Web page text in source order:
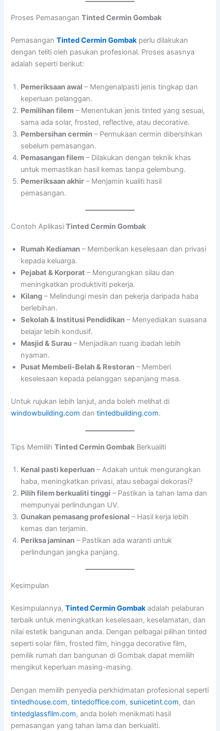
Proses PemasanganTinted Cermin Gombak
PemasanganTinted Cermin Gombakperlu dilakukan
dengan teliti oleh pasukan profesional. Proses asasnya
adalah seperti berikut:
Pemeriksaan awal – Mengenalpasti jenis tingkap dan
keperluan pelanggan.
Pemilihan filem – Menentukan jenis tinted yang sesuai,
sama ada solar, frosted, reflective, atau decorative.
Pembersihan cermin – Permukaan cermin dibersihkan
sebelum pemasangan.
Pemasangan filem – Dilakukan dengan teknik khas
untuk memastikan hasil kemas tanpa gelembung.
Pemeriksaan akhir – Menjamin kualiti hasil
pemasangan.
Contoh AplikasiTinted Cermin Gombak
Rumah Kediaman – Memberikan keselesaan dan privasi
kepada keluarga.
Pejabat & Korporat – Mengurangkan silau dan
meningkatkan produktiviti pekerja.
Kilang – Melindungi mesin dan pekerja daripada haba
berlebihan.
Sekolah & Institusi Pendidikan – Menyediakan suasana
belajar lebih kondusif.
Masjid & Surau – Menjadikan ruang ibadah lebih
nyaman.
Pusat Membeli-Belah & Restoran – Memberi
keselesaan kepada pelanggan sepanjang masa.
Untuk rujukan lebih lanjut, anda boleh melihat di
windowbuilding.com dantintedbuilding.com.
Tips MemilihTinted Cermin Gombak Berkualiti
Kenal pasti keperluan – Adakah untuk mengurangkan
haba, meningkatkan privasi, atau sebagai dekorasi?
Pilih filem berkualiti tinggi – Pastikan ia tahan lama dan
mempunyai perlindungan UV.
Gunakan pemasang profesional – Hasil kerja lebih
kemas dan terjamin.
Periksa jaminan – Pastikan ada waranti untuk
perlindungan jangka panjang.
Kesimpulan
Kesimpulannya,Tinted Cermin Gombakadalah pelaburan
terbaik untuk meningkatkan keselesaan, keselamatan, dan
nilai estetik bangunan anda. Dengan pelbagai pilihan tinted
seperti solar film, frosted film, hingga decorative film,
pemilik rumah dan bangunan di Gombak dapat memilih
mengikut keperluan masing-masing.
Dengan memilih penyedia perkhidmatan profesional seperti
tintedhouse.com,tintedoffice.com, sunicetint.com, dan
tintedglassfilm.com, anda boleh menikmati hasil
pemasangan yang tahan lama dan berkualiti.